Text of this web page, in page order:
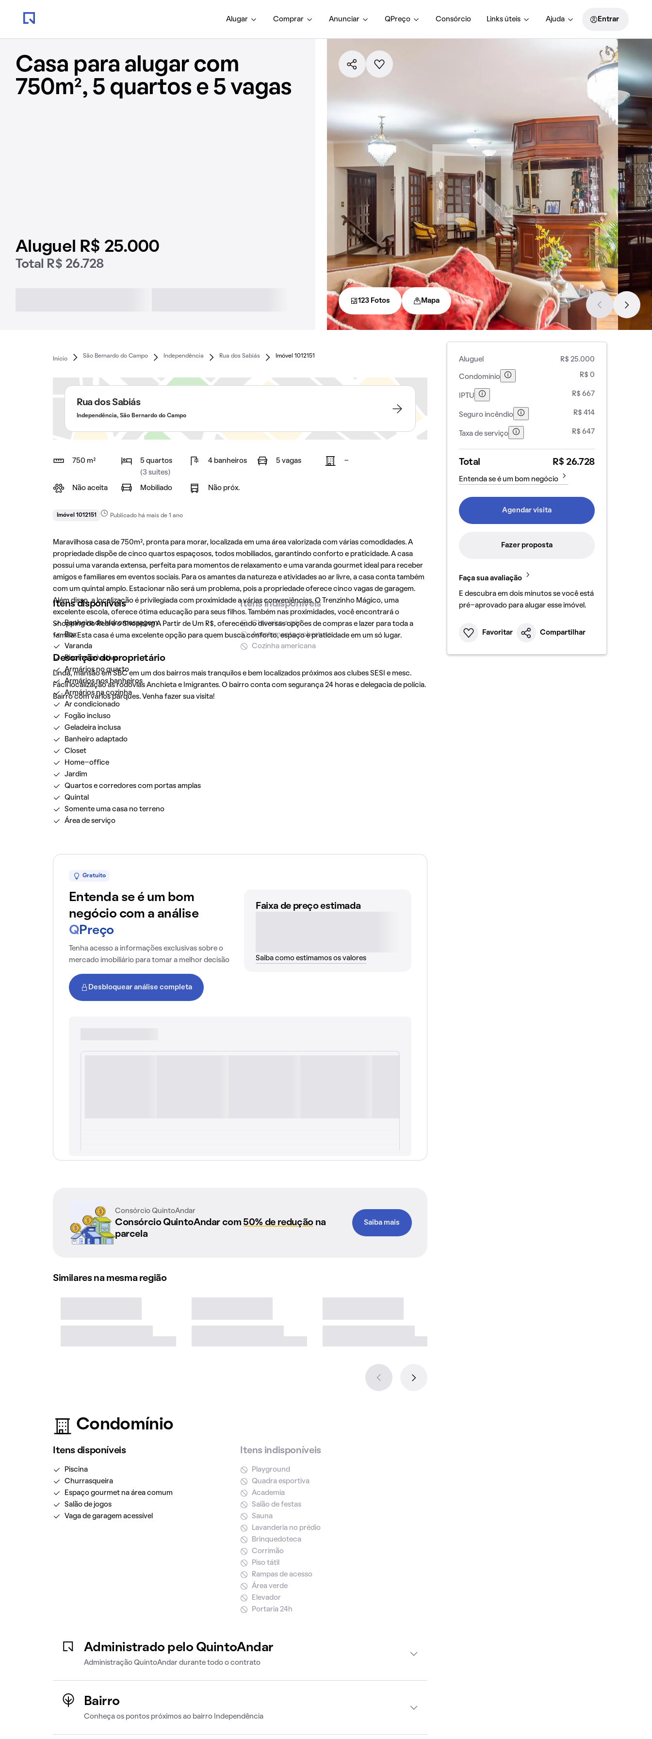
Alugar Comprar Anunciar QPreço Consórcio Links úteis Ajuda Entrar
Casa para alugar com
750m², 5 quartos e 5 vagas
Aluguel R$ 25.000
Total R$ 26.728
123 Fotos Mapa
Início
São Bernardo do Campo Independência Rua dos Sabiás Imóvel 1012151
Rua dos Sabiás
Independência, São Bernardo do Campo
750 m²
5 quartos
(3 suítes)
4 banheiros 5 vagas -
Não aceita Mobiliado Não próx.
Imóvel 1012151 Publicado há mais de 1 ano
Maravilhosa casa de 750m², pronta para morar, localizada em uma área valorizada com várias comodidades. A
propriedade dispõe de cinco quartos espaçosos, todos mobiliados, garantindo conforto e praticidade. A casa
possui uma varanda extensa, perfeita para momentos de relaxamento e uma varanda gourmet ideal para receber
amigos e familiares em eventos sociais. Para os amantes da natureza e atividades ao ar livre, a casa conta também
com um quintal amplo. Estacionar não será um problema, pois a propriedade oferece cinco vagas de garagem.
Além disso, a localização é privilegiada com proximidade a várias conveniências. O Trenzinho Mágico, uma
excelente escola, oferece ótima educação para seus filhos. Também nas proximidades, você encontrará o
Shopping do Real e o Shopping A Partir de Um R$, oferecendo diversas opções de compras e lazer para toda a
família. Esta casa é uma excelente opção para quem busca conforto, espaço e praticidade em um só lugar.
Descrição do proprietário
Linda, mansão em SBC em um dos bairros mais tranquilos e bem localizados próximos aos clubes SESI e mesc.
Fácil localização as rodovias Anchieta e Imigrantes. O bairro conta com segurança 24 horas e delegacia de polícia.
Bairro com vários parques. Venha fazer sua visita!
Itens disponíveis
Banheira de hidromassagem
Box
Varanda
Piscina privativa
Armários no quarto
Armários nos banheiros
Armários na cozinha
Ar condicionado
Fogão incluso
Geladeira inclusa
Banheiro adaptado
Closet
Home-office
Jardim
Quartos e corredores com portas amplas
Quintal
Somente uma casa no terreno
Área de serviço
Itens indisponíveis
Chuveiro a gás
Apartamento cobertura
Cozinha americana
Gratuito
Entenda se é um bom
negócio com a análise
Q Preço
Tenha acesso a informações exclusivas sobre o
mercado imobiliário para tomar a melhor decisão
Desbloquear análise completa
Faixa de preço estimada
Saiba como estimamos os valores
Consórcio QuintoAndar
Consórcio QuintoAndar com 50% de reduçãona
parcela
Saiba mais
Similares na mesma região
Condomínio
Itens disponíveis
Piscina
Churrasqueira
Espaço gourmet na área comum
Salão de jogos
Vaga de garagem acessível
Itens indisponíveis
Playground
Quadra esportiva
Academia
Salão de festas
Sauna
Lavanderia no prédio
Brinquedoteca
Corrimão
Piso tátil
Rampas de acesso
Área verde
Elevador
Portaria 24h
Administrado pelo QuintoAndar
Administração QuintoAndar durante todo o contrato
Bairro
Conheça os pontos próximos ao bairro Independência
Aluguel R$ 25.000
Condomínio R$ 0
IPTU R$ 667
Seguro incêndio R$ 414
Taxa de serviço R$ 647
Total R$ 26.728
Entenda se é um bom negócio
Agendar visita
Fazer proposta
Faça sua avaliação
E descubra em dois minutos se você está
pré-aprovado para alugar esse imóvel.
Favoritar Compartilhar